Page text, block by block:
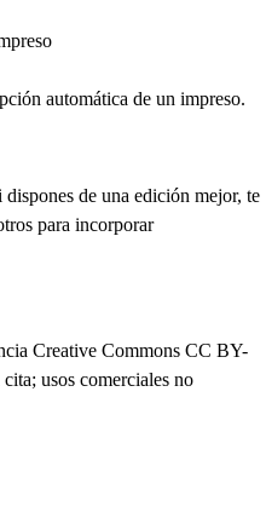
automática de un impreso.
de una edición mejor, te
para incorporar
Creative Commons CC BY-
usos comerciales no